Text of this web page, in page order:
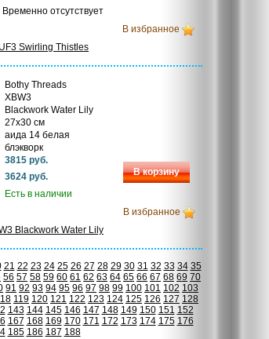
Временно отсутствует
В избранное
Swirling Thistles
Bothy Threads
XBW3
Blackwork Water Lily
27х30 см
аида 14 белая
блэкворк
В корзину
3815 руб.
3624 руб.
Есть в наличии
В избранное
Blackwork Water Lily
21 22 23 24 25 26 27 28 29 30 31 32 33 34 35
56 57 58 59 60 61 62 63 64 65 66 67 68 69 70
91 92 93 94 95 96 97 98 99 100 101 102 103
119 120 121 122 123 124 125 126 127 128
143 144 145 146 147 148 149 150 151 152
167 168 169 170 171 172 173 174 175 176
185 186 187 188